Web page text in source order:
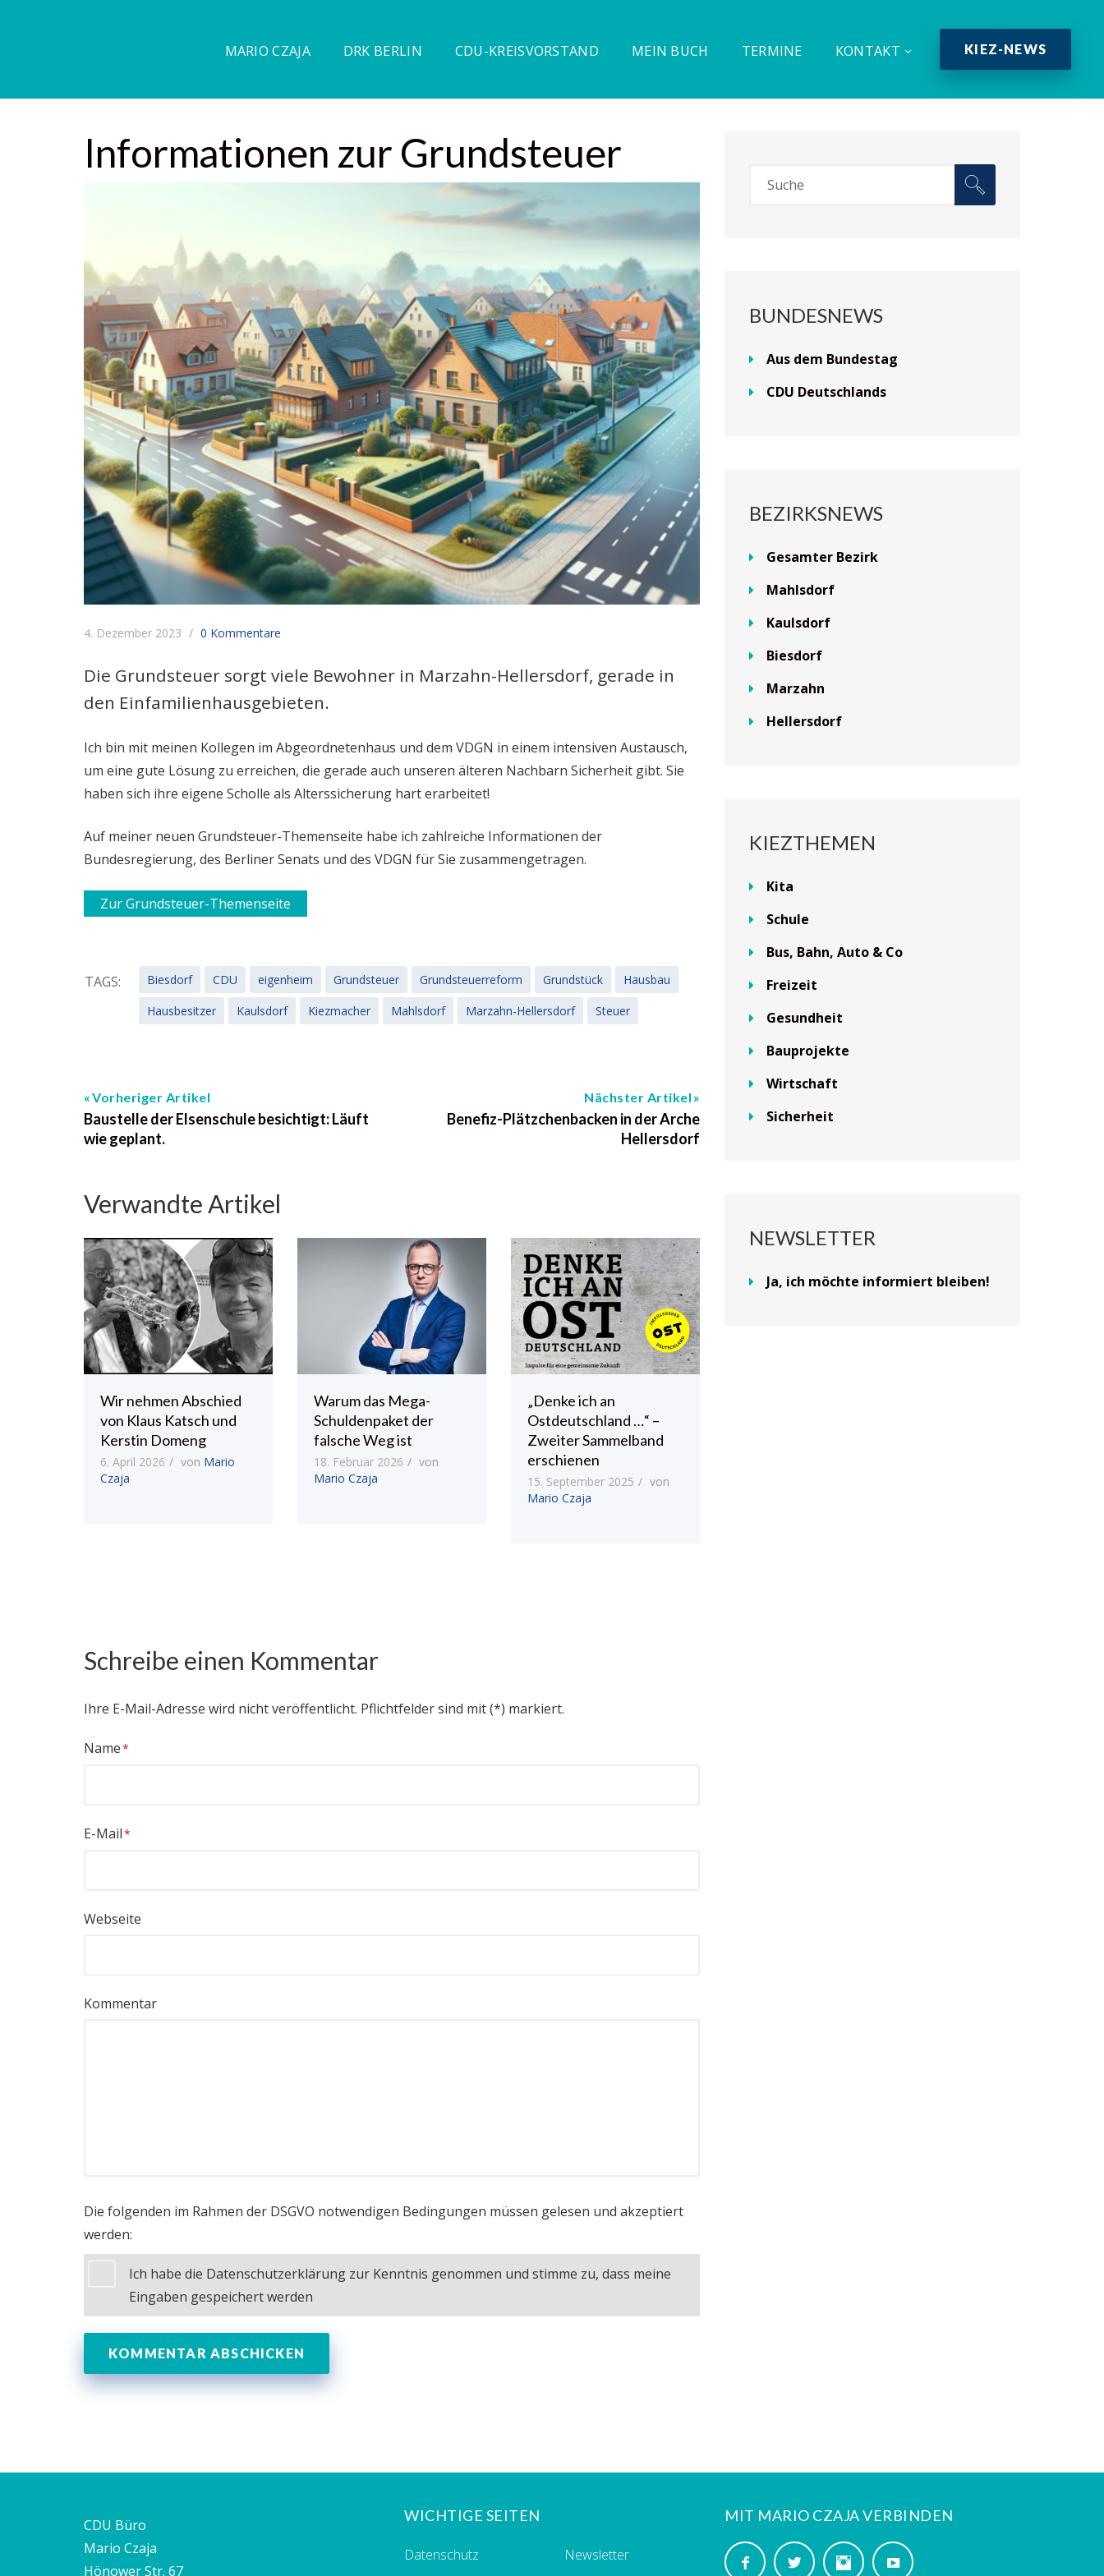
MARIO CZAJA DRK BERLIN CDU-KREISVORSTAND MEIN BUCH TERMINE KONTAKT KIEZ-NEWS
Informationen zur Grundsteuer
4. Dezember 2023 0 Kommentare
Die Grundsteuer sorgt viele Bewohner in Marzahn-Hellersdorf, gerade in
den Einfamilienhausgebieten.
Ich bin mit meinen Kollegen im Abgeordnetenhaus und dem VDGN in einem intensiven Austausch,
um eine gute Lösung zu erreichen, die gerade auch unseren älteren Nachbarn Sicherheit gibt. Sie
haben sich ihre eigene Scholle als Alterssicherung hart erarbeitet!
Auf meiner neuen Grundsteuer-Themenseite habe ich zahlreiche Informationen der
Bundesregierung, des Berliner Senats und des VDGN für Sie zusammengetragen.
Zur Grundsteuer-Themenseite
TAGS: Biesdorf CDU eigenheim Grundsteuer Grundsteuerreform Grundstück
Hausbau
Hausbesitzer
Kaulsdorf Kiezmacher Mahlsdorf Marzahn-Hellersdorf Steuer
Vorheriger Artikel
Baustelle der Elsenschule besichtigt: Läuft
wie geplant.
Nächster Artikel
Benefiz-Plätzchenbacken in der Arche
Hellersdorf
Verwandte Artikel
Wir nehmen Abschied
von Klaus Katsch und
Kerstin Domeng
6. April 2026 von Mario
Czaja
Warum das Mega-
Schuldenpaket der
falsche Weg ist
18. Februar 2026
von
Mario Czaja
„Denke ich an
Ostdeutschland …“ –
Zweiter Sammelband
erschienen
15. September 2025
von
Mario Czaja
Schreibe einen Kommentar
Ihre E-Mail-Adresse wird nicht veröffentlicht. Pflichtfelder sind mit (*) markiert.
Name
E-Mail
Webseite
Kommentar
Die folgenden im Rahmen der DSGVO notwendigen Bedingungen müssen gelesen und akzeptiert
werden:
Ich habe die Datenschutzerklärung zur Kenntnis genommen und stimme zu, dass meine
Eingaben gespeichert werden
BUNDESNEWS
Aus dem Bundestag
CDU Deutschlands
BEZIRKSNEWS
Gesamter Bezirk
Mahlsdorf
Kaulsdorf
Biesdorf
Marzahn
Hellersdorf
KIEZTHEMEN
Kita
Schule
Bus, Bahn, Auto & Co
Freizeit
Gesundheit
Bauprojekte
Wirtschaft
Sicherheit
NEWSLETTER
Ja, ich möchte informiert bleiben!
CDU Büro
Mario Czaja
Hönower Str. 67
WICHTIGE SEITEN
Datenschutz
Newsletter
MIT MARIO CZAJA VERBINDEN